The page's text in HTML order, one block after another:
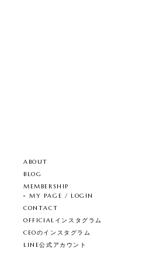
ABOUT
BLOG
MEMBERSHIP
MY PAGE / LOGIN
CONTACT
OFFICIALインスタグラム
CEOのインスタグラム
LINE公式アカウント